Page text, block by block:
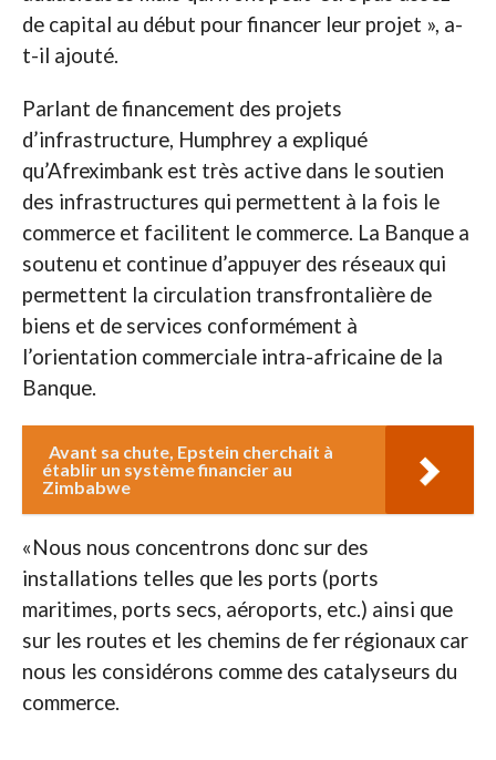
de capital au début pour financer leur projet », a-
t-il ajouté.
Parlant de financement des projets
d’infrastructure, Humphrey a expliqué
qu’Afreximbank est très active dans le soutien
des infrastructures qui permettent à la fois le
commerce et facilitent le commerce. La Banque a
soutenu et continue d’appuyer des réseaux qui
permettent la circulation transfrontalière de
biens et de services conformément à
l’orientation commerciale intra-africaine de la
Banque.
Avant sa chute, Epstein cherchait à
établir un système financier au
Zimbabwe
«Nous nous concentrons donc sur des
installations telles que les ports (ports
maritimes, ports secs, aéroports, etc.) ainsi que
sur les routes et les chemins de fer régionaux car
nous les considérons comme des catalyseurs du
commerce.